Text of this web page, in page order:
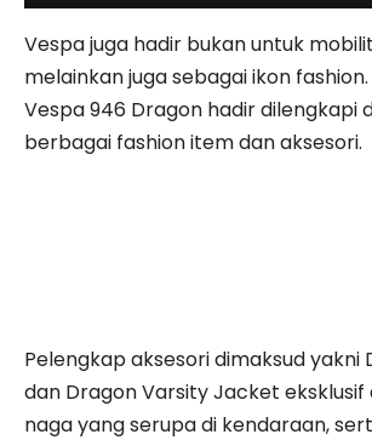
Vespa juga hadir bukan untuk
melainkan juga sebagai ikon
Vespa 946 Dragon hadir dilengkapi
berbagai fashion item dan aksesori.
Pelengkap aksesori dimaksud yakni
dan Dragon Varsity Jacket eksklusif
naga yang serupa di kendaraan,